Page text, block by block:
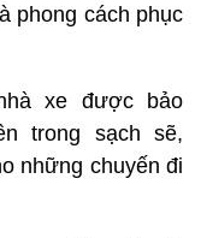
phong cách phục
xe được bảo
trong sạch sẽ,
những chuyến đi